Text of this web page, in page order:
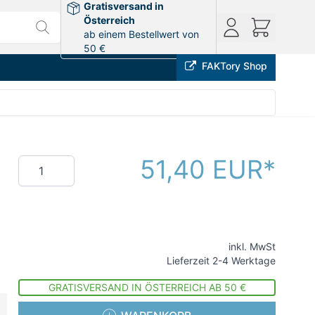
Gratisversand in
Österreich
ab einem Bestellwert von
50 €
FAKTory Shop
Menge 51,40 EUR
inkl. MwSt
Lieferzeit 2-4 Werktage
GRATISVERSAND IN ÖSTERREICH AB 50 €